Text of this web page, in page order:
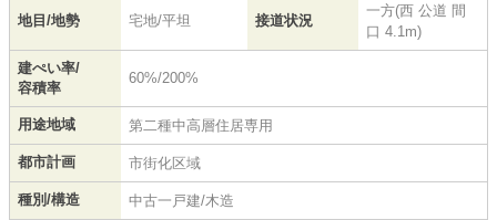
地目/地勢 宅地/平坦 接道状況
一方(西 公道 間
口 4.1m)
建ぺい率/
容積率
60%/200%
用途地域 第二種中高層住居専用
都市計画 市街化区域
種別/構造 中古一戸建/木造